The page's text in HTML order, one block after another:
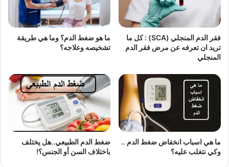
فقر الدم المنجلي (SCA) : كل ما
تريد ان تعرفه عن مرض فقر الدم
المنجلي
ما هو ضغط الدم؟ وما هي طريقة
تشخيصه وعلاجه؟
ما هي اسباب انخفاض ضغط الدم ..
وكي نتغلب عليه؟
ضغط الدم الطبيعي..هل يختلف
باختلاف السن أو الجنس؟!